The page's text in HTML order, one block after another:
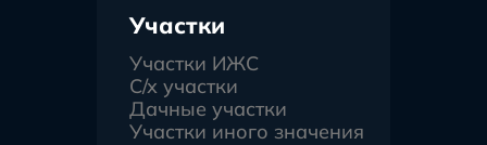
Участки
Участки ИЖС
С/х участки
Дачные участки
Участки иного значения